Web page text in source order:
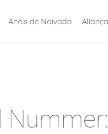
Anéis de Noivado